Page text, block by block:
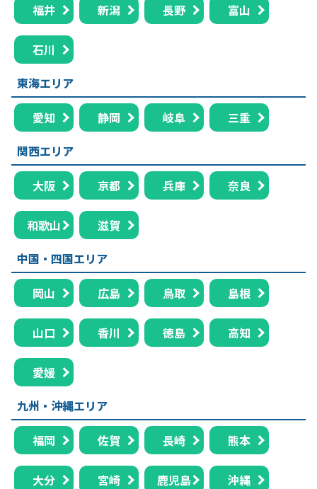
福井 新潟 長野 富山
石川
東海エリア
愛知 静岡 岐阜
三重
関西エリア
大阪 京都 兵庫 奈良
和歌山
滋賀
中国・四国エリア
岡山 広島 鳥取 島根
山口 香川 徳島 高知
愛媛
九州・沖縄エリア
福岡 佐賀 長崎 熊本
大分 宮崎 鹿児島 沖縄